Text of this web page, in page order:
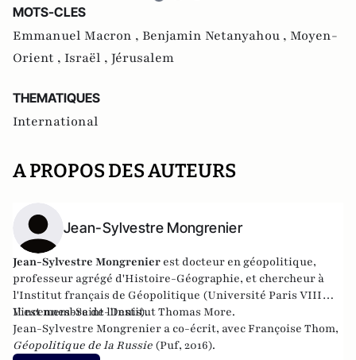
MOTS-CLES
Emmanuel Macron , Benjamin Netanyahou , Moyen-
Orient , Israël , Jérusalem
THEMATIQUES
International
A PROPOS DES AUTEURS
Jean-Sylvestre Mongrenier
Jean-Sylvestre Mongrenier est docteur en géopolitique,
professeur agrégé d'Histoire-Géographie, et chercheur à
l'Institut français de Géopolitique (Université Paris VIII
Vincennes-Saint-Denis).
Il est membre de l'Institut Thomas More.
Jean-Sylvestre Mongrenier a co-écrit, avec Françoise Thom,
Géopolitique de la Russie (Puf, 2016).